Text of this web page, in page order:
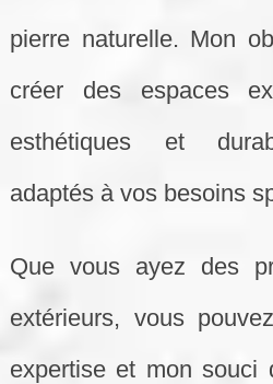
pierre naturelle. Mon
créer des espaces
esthétiques et
adaptés à vos besoins
Que vous ayez des
extérieurs, vous
expertise et mon souci